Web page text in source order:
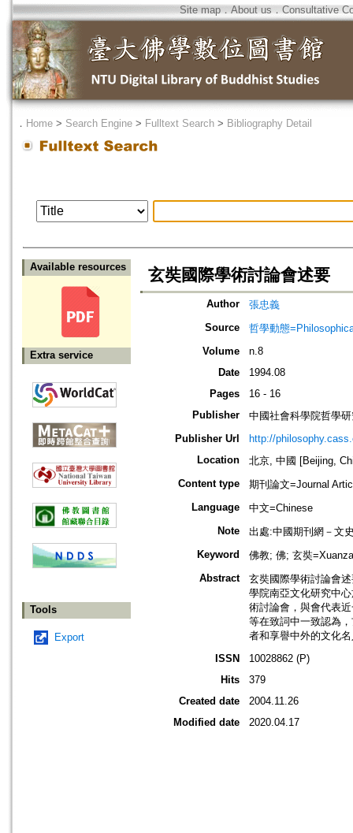
Site map．About us ． Consultative
． Home > Search Engine > Fulltext Search > Bibliography Detail
Available resources
Extra service
Tools
Export
玄奘國際學術討論會述要
Author
張忠義
Source
哲學動態
Volume
n.8
Date
1994.08
Pages
16 - 16
Publisher
中國社會科學院哲學
Publisher Url
http://
Location
北京, 中國 [Beijing,
Content type
期刊論文=Journal
Language
中文=Chinese
Note
出處:中國期刊網－文
Keyword
佛教; 佛; 玄奘
Abstract
玄奘國際學術討論會
學院南亞文化研究中
術討論會，與會代表
等在致詞中一致認為
者和享譽中外的文化
ISSN
10028862 (P)
Hits
379
Created date
2004.11.26
Modified date
2020.04.17